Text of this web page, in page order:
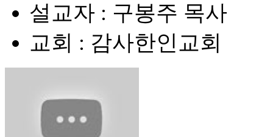
설교자 : 구봉주 목사
교회 : 감사한인교회